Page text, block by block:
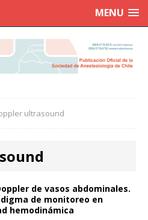
MENU
ultrasound
de vasos abdominales.
de monitoreo en
hemodinámica